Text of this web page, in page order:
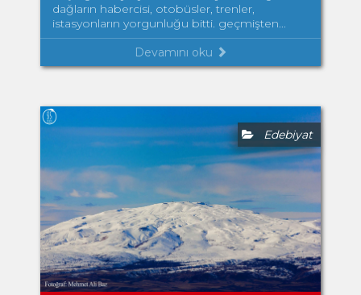
dağların habercisi, otobüsler, trenler,
istasyonların yorgunluğu bitti. geçmişten...
Devamını oku
Edebiyat